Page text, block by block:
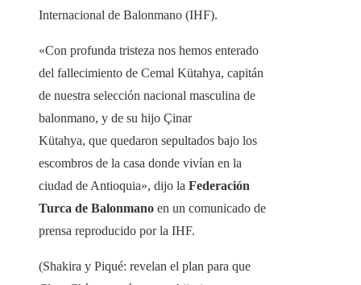
Internacional de Balonmano (IHF).
«Con profunda tristeza nos hemos enterado
del fallecimiento de Cemal Kütahya, capitán
de nuestra selección nacional masculina de
balonmano, y de su hijo Çinar
Kütahya, que quedaron sepultados bajo los
escombros de la casa donde vivían en la
ciudad de Antioquia», dijo la Federación
Turca de Balonmano en un comunicado de
prensa reproducido por la IHF.
(Shakira y Piqué: revelan el plan para que